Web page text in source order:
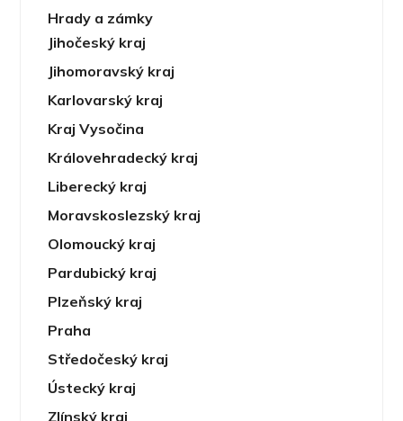
Hrady a zámky
Jihočeský kraj
Jihomoravský kraj
Karlovarský kraj
Kraj Vysočina
Královehradecký kraj
Liberecký kraj
Moravskoslezský kraj
Olomoucký kraj
Pardubický kraj
Plzeňský kraj
Praha
Středočeský kraj
Ústecký kraj
Zlínský kraj